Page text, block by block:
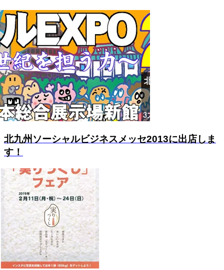
北九州ソーシャルビジネスメッセ2013に出店しま
す！